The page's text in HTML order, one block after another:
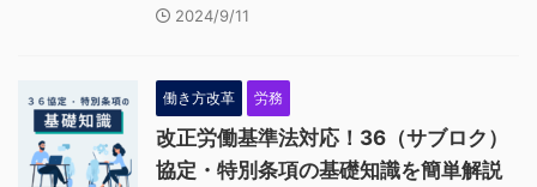
2024/9/11
働き方改革 労務
改正労働基準法対応！36（サブロク）
協定・特別条項の基礎知識を簡単解説